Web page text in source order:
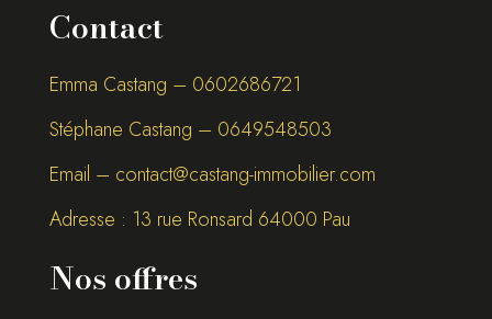
Contact
Emma Castang – 0602686721
Stéphane Castang – 0649548503
Email – contact@castang-immobilier.com
Adresse : 13 rue Ronsard 64000 Pau
Nos offres